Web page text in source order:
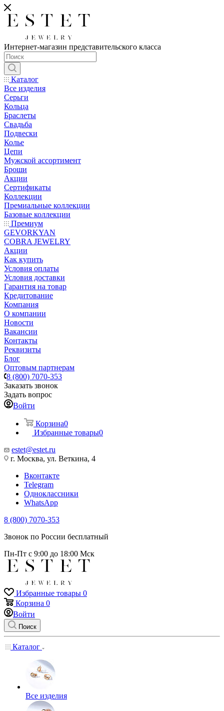
Интернет-магазин представительского класса
Каталог
Все изделия
Серьги
Кольца
Браслеты
Свадьба
Подвески
Колье
Цепи
Мужской ассортимент
Броши
Акции
Сертификаты
Коллекции
Премиальные коллекции
Базовые коллекции
Премиум
GEVORKYAN
COBRA JEWELRY
Акции
Как купить
Условия оплаты
Условия доставки
Гарантия на товар
Кредитование
Компания
О компании
Новости
Вакансии
Контакты
Реквизиты
Блог
Оптовым партнерам
8 (800) 7070-353
Заказать звонок
Задать вопрос
Войти
Корзина0
Избранные товары0
estet@estet.ru
г. Москва, ул. Веткина, 4
Вконтакте
Telegram
Одноклассники
WhatsApp
8 (800) 7070-353
Звонок по России бесплатный
Пн-Пт с 9:00 до 18:00 Мск
Избранные товары 0
Корзина 0
Войти
Поиск
Каталог
Все изделия